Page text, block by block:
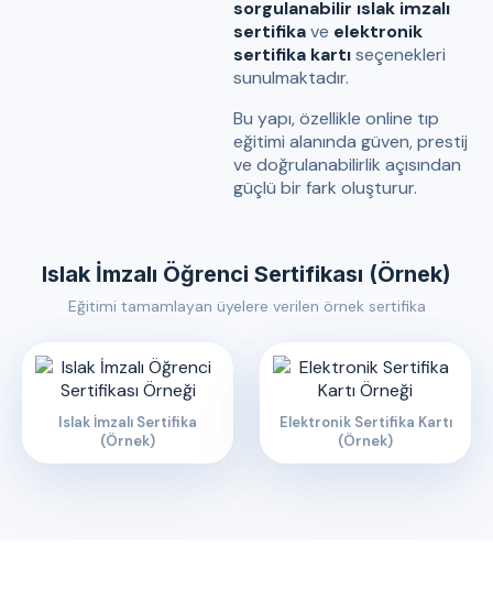
sorgulanabilir ıslak imzalı
sertifikave elektronik
sertifika kartıseçenekleri
sunulmaktadır.
Bu yapı, özellikle online tıp
eğitimi alanında güven, prestij
ve doğrulanabilirlik açısından
güçlü bir fark oluşturur.
Islak İmzalı Öğrenci Sertifikası (Örnek)
Eğitimi tamamlayan üyelere verilen örnek sertifika
Islak İmzalı Sertifika
(Örnek)
Elektronik Sertifika Kartı
(Örnek)